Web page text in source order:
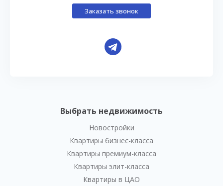
Выбрать недвижимость
Новостройки
Квартиры бизнес-класса
Квартиры премиум-класса
Квартиры элит-класса
Квартиры в ЦАО
Заказать звонок